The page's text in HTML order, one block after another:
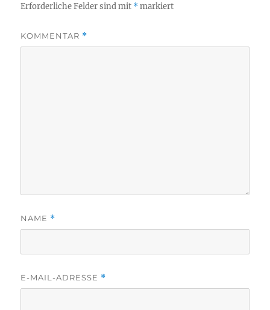
Erforderliche Felder sind mit *markiert
KOMMENTAR *
NAME *
E-MAIL-ADRESSE *